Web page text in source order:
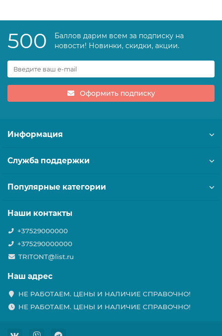
500
Баллов дарим всем за подписку на
новости! Новинки, скидки, акции.
Оформить подписку
Информация
Служба поддержки
Популярные категории
Наши контакты
+37529000000
+375290000000
TRITONT@list.ru
Наш адрес
НЕ РАБОТАЕМ. ЦЕНЫ И НАЛИЧИЕ СПРАВОЧНО!
НЕ РАБОТАЕМ. ЦЕНЫ И НАЛИЧИЕ СПРАВОЧНО!